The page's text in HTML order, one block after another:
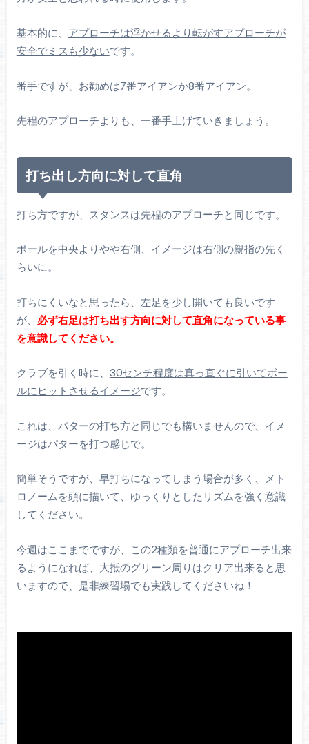
基本的に、 アプローチは浮かせるより転がすアプローチが
安全でミスも少ないです。
番手ですが、お勧めは7番アイアンか8番アイアン。
先程のアプローチよりも、一番手上げていきましょう。
打ち出し方向に対して直角
打ち方ですが、スタンスは先程のアプローチと同じです。
ボールを中央よりやや右側、イメージは右側の親指の先く
らいに。
打ちにくいなと思ったら、左足を少し開いても良いです
が、 必ず右足は打ち出す方向に対して直角になっている事
を意識してください。
クラブを引く時に、 30センチ程度は真っ直ぐに引いてボー
ルにヒットさせるイメージです。
これは、パターの打ち方と同じでも構いませんので、イメ
ージはパターを打つ感じで。
簡単そうですが、早打ちになってしまう場合が多く、メト
ロノームを頭に描いて、ゆっくりとしたリズムを強く意識
してください。
今週はここまでですが、この2種類を普通にアプローチ出来
るようになれば、大抵のグリーン周りはクリア出来ると思
いますので、是非練習場でも実践してくださいね！